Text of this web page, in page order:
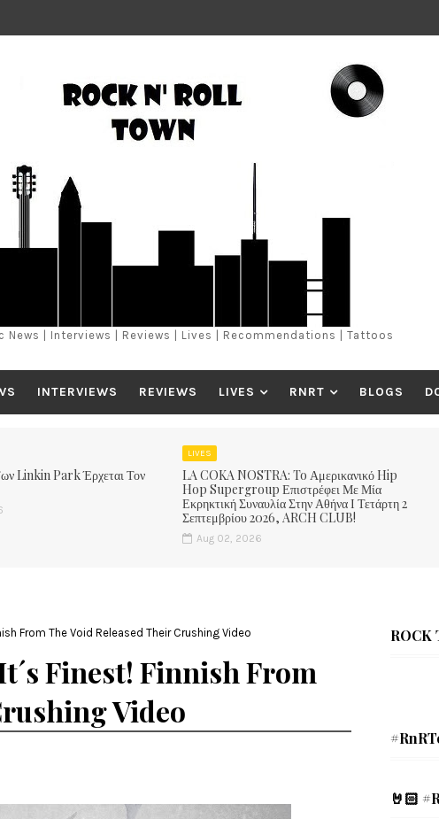
News | Interviews | Reviews | Lives | Recommendations | Tattoos
INTERVIEWS REVIEWS LIVES RNRT BLOGS
Linkin Park Έρχεται Τον
LIVES
LA COKA NOSTRA: To Αμερικανικό Hip
Hop Supergroup Επιστρέφει Με Μία
Εκρηκτική Συναυλία Στην Αθήνα Ι Τετάρτη 2
Σεπτεμβρίου 2026, ARCH CLUB!
Aug 02, 2026
From The Void Released Their Crushing Video
Finest! Finnish From
Video
ROCK
🤘🏻